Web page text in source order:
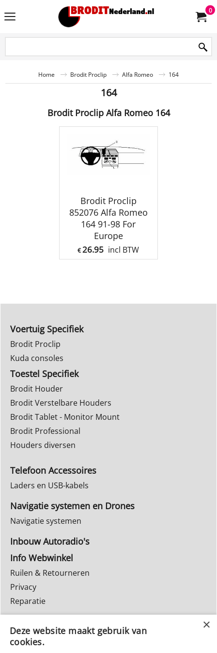
0
Home Brodit Proclip Alfa Romeo 164
164
Brodit Proclip Alfa Romeo 164
Brodit Proclip
852076 Alfa Romeo
164 91-98 For
Europe
€ 26.95 incl BTW
Voertuig Specifiek
Brodit Proclip
Kuda consoles
Toestel Specifiek
Brodit Houder
Brodit Verstelbare Houders
Brodit Tablet - Monitor Mount
Brodit Professional
Houders diversen
Telefoon Accessoires
Laders en USB-kabels
Navigatie systemen en Drones
Navigatie systemen
Inbouw Autoradio's
Info Webwinkel
Ruilen & Retourneren
Privacy
Reparatie
Deze website maakt gebruik van
cookies.